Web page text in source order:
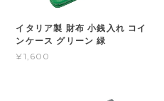
イタリア製 財布 小銭入れ コイ
ンケース グリーン 緑
¥1,600